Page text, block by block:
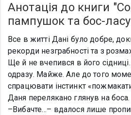
Анотація до книги
пампушок та бос-
Все в житті Дані було добре,
рекорди незграбності та з
Ще й не вчепився в його
одразу. Майже. Але до того
спрацювати інстинкт
Даня перелякано глянув на боса.
–Вибачте…– вдалося лише